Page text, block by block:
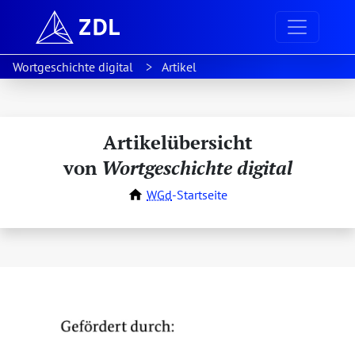
Wortgeschichte digital Artikel
Artikelübersicht
von Wortgeschichte digital
WGd-Startseite